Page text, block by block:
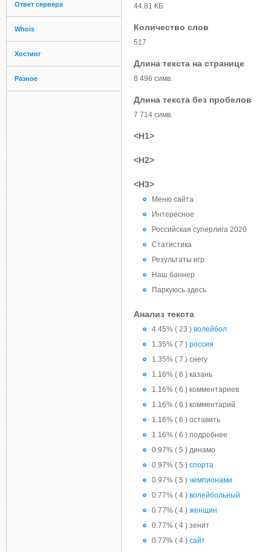
Ответ сервера
Whois
Хостинг
Разное
44.81 КБ
Количество слов
517
Длина текста на странице
8 496 симв.
Длина текста без пробелов
7 714 симв.
<H1>
<H2>
<H3>
Меню сайта
Интересное
Российская суперлига 2020
Статистика
Результаты игр
Наш баннер
Паркуюсь здесь
Анализ текста
4.45% ( 23 ) волейбол
1.35% ( 7 ) россия
1.35% ( 7 ) снегу
1.16% ( 6 ) казань
1.16% ( 6 ) комментариев
1.16% ( 6 ) комментарий
1.16% ( 6 ) оставить
1.16% ( 6 ) подробнее
0.97% ( 5 ) динамо
0.97% ( 5 ) спорта
0.97% ( 5 ) чемпионами
0.77% ( 4 ) волейбольный
0.77% ( 4 ) женщин
0.77% ( 4 ) зенит
0.77% ( 4 ) сайт